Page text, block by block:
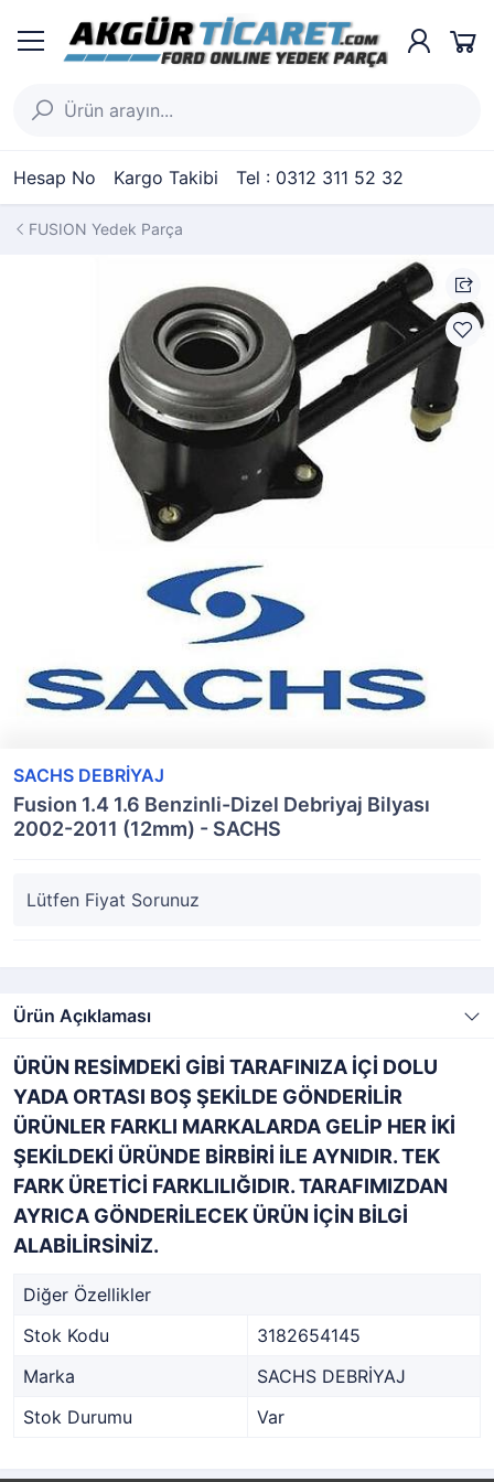
Hesap No Kargo Takibi Tel : 0312 311 52 32
FUSION Yedek Parça
SACHS DEBRİYAJ
Fusion 1.4 1.6 Benzinli-Dizel Debriyaj Bilyası
2002-2011 (12mm) - SACHS
Lütfen Fiyat Sorunuz
Ürün Açıklaması
ÜRÜN RESİMDEKİ GİBİ TARAFINIZA İÇİ DOLU
YADA ORTASI BOŞ ŞEKİLDE GÖNDERİLİR
ÜRÜNLER FARKLI MARKALARDA GELİP HER İKİ
ŞEKİLDEKİ ÜRÜNDE BİRBİRİ İLE AYNIDIR. TEK
FARK ÜRETİCİ FARKLILIĞIDIR. TARAFIMIZDAN
AYRICA GÖNDERİLECEK ÜRÜN İÇİN BİLGİ
ALABİLİRSİNİZ.
Diğer Özellikler
Stok Kodu
3182654145
Marka
SACHS DEBRİYAJ
Stok Durumu
Var